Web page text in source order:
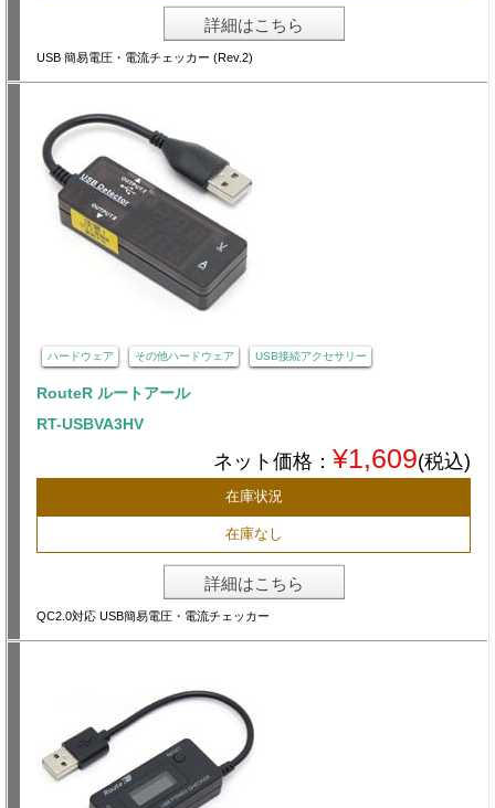
詳細はこちら
USB 簡易電圧・電流チェッカー (Rev.2)
ハードウェア その他ハードウェア USB接続アクセサリー
RouteR ルートアール
RT-USBVA3HV
ネット価格： ¥1,609(税込)
在庫状況
在庫なし
詳細はこちら
QC2.0対応 USB簡易電圧・電流チェッカー